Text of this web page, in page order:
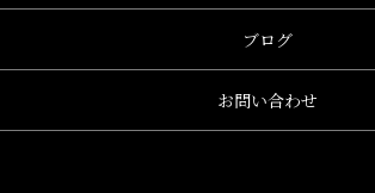
ブログ
お問い合わせ